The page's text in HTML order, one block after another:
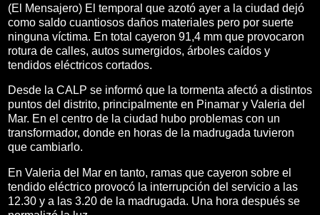
(El Mensajero) El temporal que azotó ayer a la ciudad dejó
como saldo cuantiosos daños materiales pero por suerte
ninguna víctima. En total cayeron 91,4 mm que provocaron
rotura de calles, autos sumergidos, árboles caídos y
tendidos eléctricos cortados.
Desde la CALP se informó que la tormenta afectó a distintos
puntos del distrito, principalmente en Pinamar y Valeria del
Mar. En el centro de la ciudad hubo problemas con un
transformador, donde en horas de la madrugada tuvieron
que cambiarlo.
En Valeria del Mar en tanto, ramas que cayeron sobre el
tendido eléctrico provocó la interrupción del servicio a las
12.30 y a las 3.20 de la madrugada. Una hora después se